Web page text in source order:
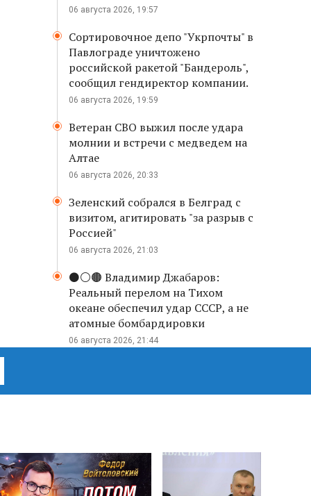
06 августа 2026, 19:57
Сортировочное депо "Укрпочты" в
Павлограде уничтожено
российской ракетой "Бандероль",
сообщил гендиректор компании.
06 августа 2026, 19:59
Ветеран СВО выжил после удара
молнии и встречи с медведем на
Алтае
06 августа 2026, 20:33
Зеленский собрался в Белград с
визитом, агитировать "за разрыв с
Россией"
06 августа 2026, 21:03
⚫️⚪️🟤 Владимир Джабаров:
Реальный перелом на Тихом
океане обеспечил удар СССР, а не
атомные бомбардировки
06 августа 2026, 21:44